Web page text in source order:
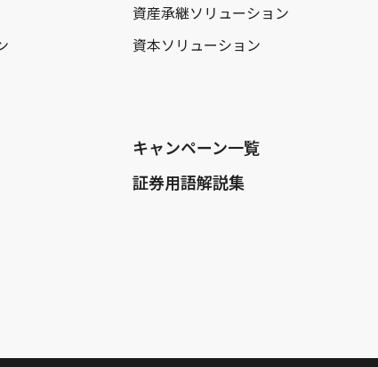
資産承継ソリューション
資本ソリューション
キャンペーン一覧
証券用語解説集